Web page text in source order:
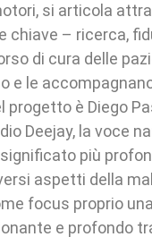
si articola
chiave – ricerca,
di cura delle
e le
progetto è Diego
Deejay, la voce
più
aspetti della
focus proprio
e profondo